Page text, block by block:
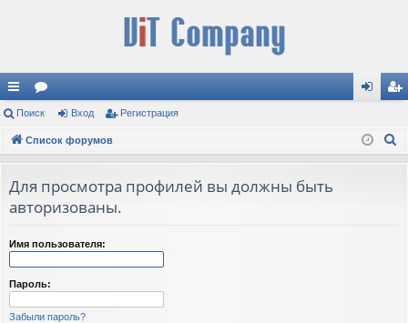
с
ы
и
ор
ум д ис
Поиск Вход Регистрация
Список форумов
Для просмотра профилей вы должны быть
авторизованы.
Имя пользователя:
Пароль:
Забыли пароль?